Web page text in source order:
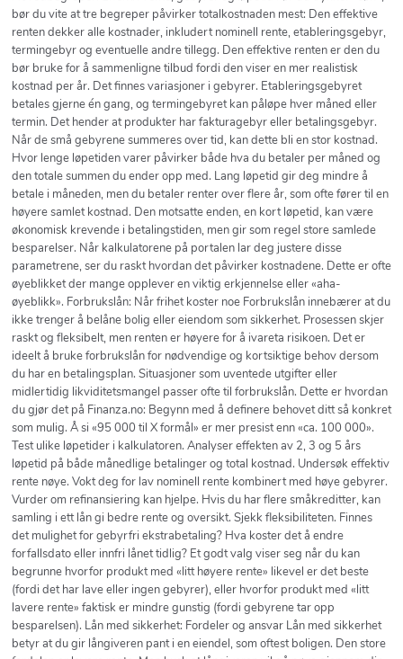
bør du vite at tre begreper påvirker totalkostnaden mest: Den effektive
renten dekker alle kostnader, inkludert nominell rente, etableringsgebyr,
termingebyr og eventuelle andre tillegg. Den effektive renten er den du
bør bruke for å sammenligne tilbud fordi den viser en mer realistisk
kostnad per år. Det finnes variasjoner i gebyrer. Etableringsgebyret
betales gjerne én gang, og termingebyret kan påløpe hver måned eller
termin. Det hender at produkter har fakturagebyr eller betalingsgebyr.
Når de små gebyrene summeres over tid, kan dette bli en stor kostnad.
Hvor lenge løpetiden varer påvirker både hva du betaler per måned og
den totale summen du ender opp med. Lang løpetid gir deg mindre å
betale i måneden, men du betaler renter over flere år, som ofte fører til en
høyere samlet kostnad. Den motsatte enden, en kort løpetid, kan være
økonomisk krevende i betalingstiden, men gir som regel store samlede
besparelser. Når kalkulatorene på portalen lar deg justere disse
parametrene, ser du raskt hvordan det påvirker kostnadene. Dette er ofte
øyeblikket der mange opplever en viktig erkjennelse eller «aha-
øyeblikk». Forbrukslån: Når frihet koster noe Forbrukslån innebærer at du
ikke trenger å belåne bolig eller eiendom som sikkerhet. Prosessen skjer
raskt og fleksibelt, men renten er høyere for å ivareta risikoen. Det er
ideelt å bruke forbrukslån for nødvendige og kortsiktige behov dersom
du har en betalingsplan. Situasjoner som uventede utgifter eller
midlertidig likviditetsmangel passer ofte til forbrukslån. Dette er hvordan
du gjør det på Finanza.no: Begynn med å definere behovet ditt så konkret
som mulig. Å si «95 000 til X formål» er mer presist enn «ca. 100 000».
Test ulike løpetider i kalkulatoren. Analyser effekten av 2, 3 og 5 års
løpetid på både månedlige betalinger og total kostnad. Undersøk effektiv
rente nøye. Vokt deg for lav nominell rente kombinert med høye gebyrer.
Vurder om refinansiering kan hjelpe. Hvis du har flere småkreditter, kan
samling i ett lån gi bedre rente og oversikt. Sjekk fleksibiliteten. Finnes
det mulighet for gebyrfri ekstrabetaling? Hva koster det å endre
forfallsdato eller innfri lånet tidlig? Et godt valg viser seg når du kan
begrunne hvorfor produkt med «litt høyere rente» likevel er det beste
(fordi det har lave eller ingen gebyrer), eller hvorfor produkt med «litt
lavere rente» faktisk er mindre gunstig (fordi gebyrene tar opp
besparelsen). Lån med sikkerhet: Fordeler og ansvar Lån med sikkerhet
betyr at du gir långiveren pant i en eiendel, som oftest boligen. Den store